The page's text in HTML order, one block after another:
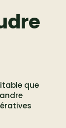
que